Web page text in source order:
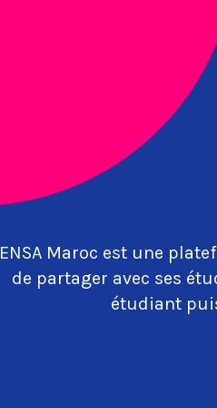
ENSA Maroc est une
de partager avec ses
étudiant